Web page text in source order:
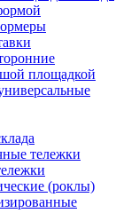
площадкой
тележки
(роклы)